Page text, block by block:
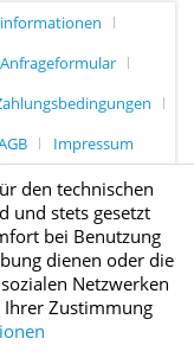
Anfrageformular
Impressum
den technischen
und stets gesetzt
bei Benutzung
dienen oder die
Netzwerken
Zustimmung